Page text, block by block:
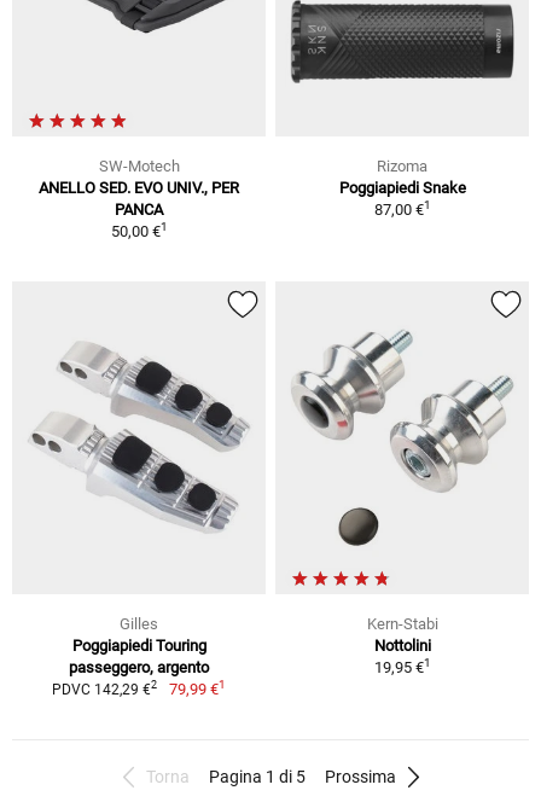
SW-Motech
ANELLO SED. EVO UNIV., PER
PANCA
50,00 €1
Rizoma
Poggiapiedi Snake
87,00 €1
Gilles
Poggiapiedi Touring
passeggero, argento
PDVC 142,29 €2 79,99 €1
Kern-Stabi
Nottolini
19,95 €1
Torna Pagina 1 di 5 Prossima